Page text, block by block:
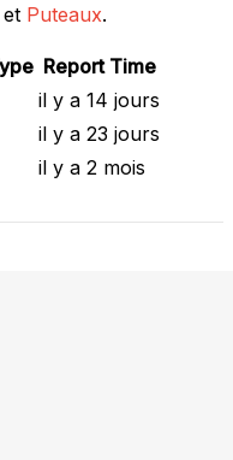
Puteaux.
Report Time
il y a 14 jours
il y a 23 jours
il y a 2 mois